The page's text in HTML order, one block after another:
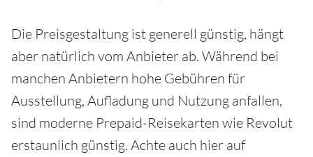
Die Preisgestaltung ist generell günstig, hängt
aber natürlich vom Anbieter ab. Während bei
manchen Anbietern hohe Gebühren für
Ausstellung, Aufladung und Nutzung anfallen,
sind moderne Prepaid-Reisekarten wie Revolut
erstaunlich günstig. Achte auch hier auf